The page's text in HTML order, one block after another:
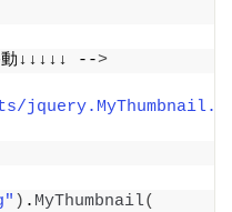
↓↓↓↓↓ -->
) . MyThumbnail(